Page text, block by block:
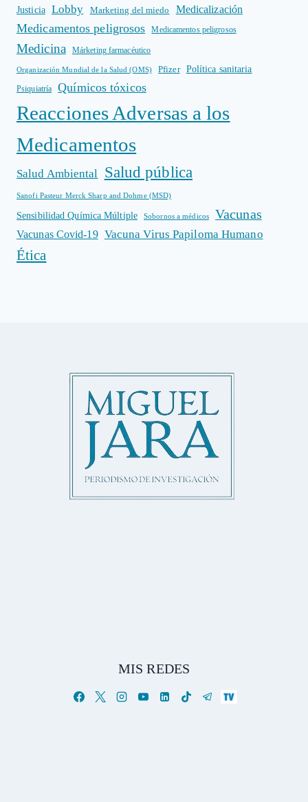
Justicia
Lobby Marketing del miedo Medicalización
Medicamentos peligrosos Medicamentos peligrosos
Medicina Márketing farmacéutico
Organización Mundial de la Salud (OMS) Pfizer Política sanitaria
Psiquiatría Químicos tóxicos
Reacciones Adversas a los
Medicamentos
Salud Ambiental Salud pública
Sanofi Pasteur Merck Sharp and Dohme (MSD)
Sensibilidad Química Múltiple Sobornos a médicos Vacunas
Vacunas Covid-19 Vacuna Virus Papiloma Humano
Ética
MIS REDES